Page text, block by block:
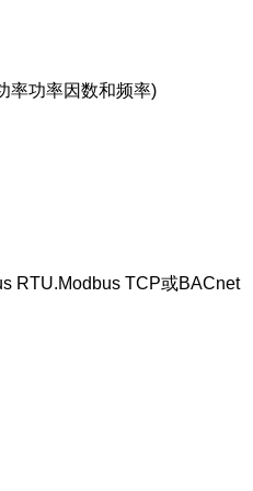
率功率因数和频率)
RTU.Modbus TCP或BACnet